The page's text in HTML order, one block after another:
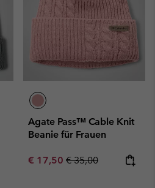
Agate Pass™ Cable Knit
Beanie für Frauen
Sale price:
€ 17,50 Regular price:
€ 35,00